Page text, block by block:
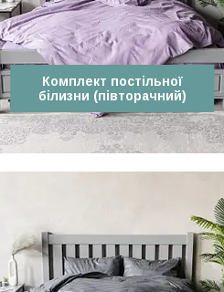
Комплект постільної
білизни (півторачний)